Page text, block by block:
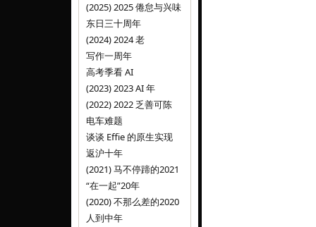
(2025) 2025 倦怠与兴味
东日三十周年
(2024) 2024 老
写作一周年
高考季看 AI
(2023) 2023 AI 年
(2022) 2022 乏善可陈
电车难题
谈谈 Effie 的原生实现
返沪十年
(2021) 马不停蹄的2021
“在一起”20年
(2020) 不那么差的2020
人到中年